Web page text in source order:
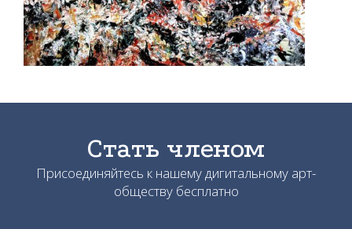
Стать членом
Присоединяйтесь к нашему дигитальному арт-
обществу бесплатно